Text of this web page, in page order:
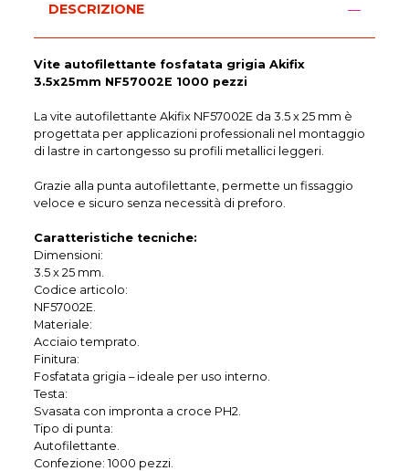
DESCRIZIONE
Vite autofilettante fosfatata grigia Akifix
3.5x25mm NF57002E 1000 pezzi
La vite autofilettante Akifix NF57002E da 3.5 x 25 mm è
progettata per applicazioni professionali nel montaggio
di lastre in cartongesso su profili metallici leggeri.
Grazie alla punta autofilettante, permette un fissaggio
veloce e sicuro senza necessità di preforo.
Caratteristiche tecniche:
Dimensioni:
3.5 x 25 mm.
Codice articolo:
NF57002E.
Materiale:
Acciaio temprato.
Finitura:
Fosfatata grigia – ideale per uso interno.
Testa:
Svasata con impronta a croce PH2.
Tipo di punta:
Autofilettante.
Confezione: 1000 pezzi.